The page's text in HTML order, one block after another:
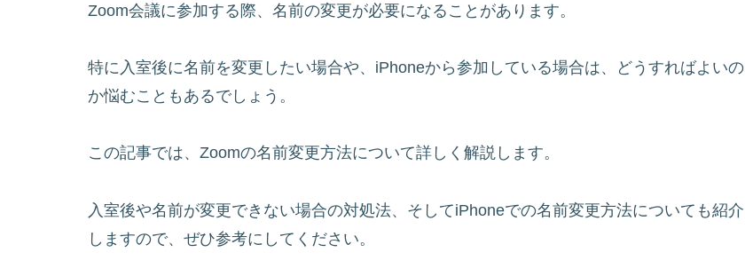
Zoom会議に参加する際、名前の変更が必要になることがあります。
特に入室後に名前を変更したい場合や、iPhoneから参加している場合は、どうすればよいの
か悩むこともあるでしょう。
この記事では、Zoomの名前変更方法について詳しく解説します。
入室後や名前が変更できない場合の対処法、そしてiPhoneでの名前変更方法についても紹介
しますので、ぜひ参考にしてください。